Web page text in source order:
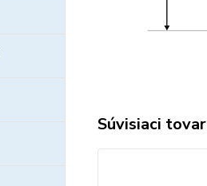
Súvisiaci tovar